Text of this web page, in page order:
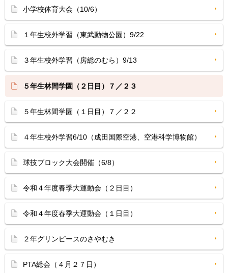
小学校体育大会（10/6）
１年生校外学習（東武動物公園）9/22
３年生校外学習（房総のむら）9/13
５年生林間学園（２日目）７／２３
５年生林間学園（１日目）７／２２
４年生校外学習6/10（成田国際空港、空港科学博物館）
球技ブロック大会開催（6/8）
令和４年度春季大運動会（２日目）
令和４年度春季大運動会（１日目）
２年グリンピースのさやむき
PTA総会（４月２７日）